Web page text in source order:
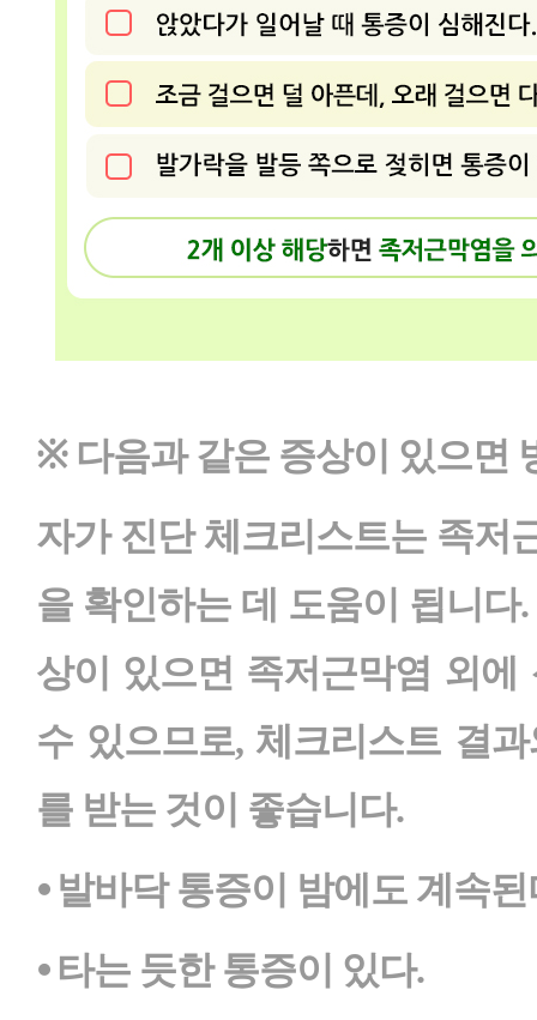
※ 다음과 같은 증상이 있으면
자가 진단 체크리스트는 족저
을 확인하는 데 도움이 됩니다
상이 있으면 족저근막염 외
수 있으므로, 체크리스트 결
를 받는 것이 좋습니다.
⦁ 발바닥 통증이 밤에도 계속된
⦁ 타는 듯한 통증이 있다.